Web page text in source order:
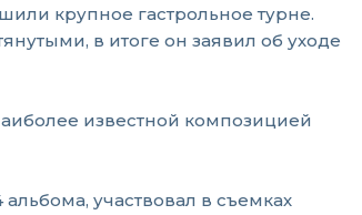
крупное гастрольное турне.
в итоге он заявил об уходе
известной композицией
участвовал в съемках